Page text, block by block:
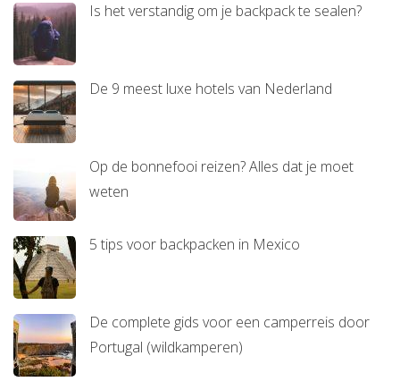
Is het verstandig om je backpack te sealen?
De 9 meest luxe hotels van Nederland
Op de bonnefooi reizen? Alles dat je moet
weten
5 tips voor backpacken in Mexico
De complete gids voor een camperreis door
Portugal (wildkamperen)